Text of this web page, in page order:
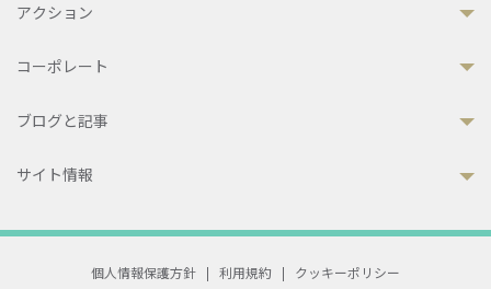
アクション
コーポレート
ブログと記事
サイト情報
個人情報保護方針 | 利用規約 | クッキーポリシー